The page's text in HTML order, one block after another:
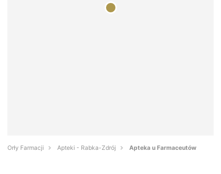
Orły Farmacji Apteki - Rabka-Zdrój Apteka u Farmaceutów